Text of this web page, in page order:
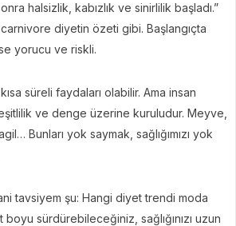
halsizlik, kabızlık ve sinirlilik başladı.”
diyetin özeti gibi. Başlangıçta
yorucu ve riskli.
süreli faydaları olabilir. Ama insan
ve denge üzerine kuruludur. Meyve,
Bunları yok saymak, sağlığımızı yok
tavsiyem şu: Hangi diyet trendi moda
sürdürebileceğiniz, sağlığınızı uzun